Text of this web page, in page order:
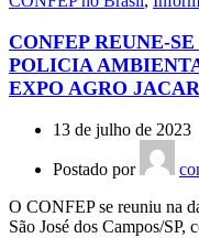
CONFEP REUNE-
POLICIA
EXPO AGRO
13 de julho de 2023
Postado por
O CONFEP se reuniu na
São José dos Campos/